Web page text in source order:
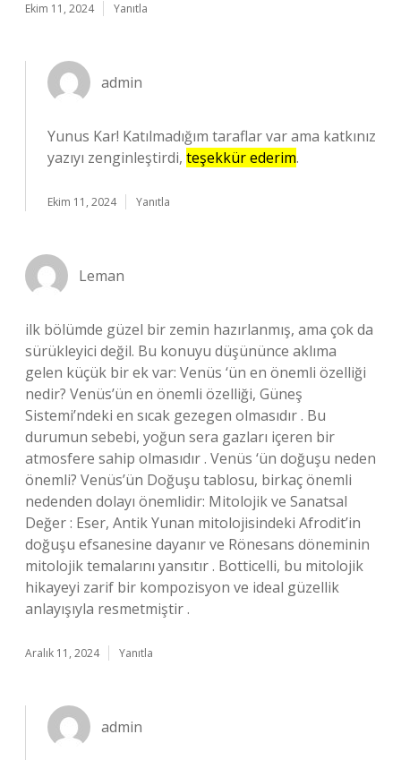
Ekim 11, 2024 Yanıtla
admin
Yunus Kar! Katılmadığım taraflar var ama katkınız
yazıyı zenginleştirdi, teşekkür ederim.
Ekim 11, 2024 Yanıtla
Leman
ilk bölümde güzel bir zemin hazırlanmış, ama çok da
sürükleyici değil. Bu konuyu düşününce aklıma
gelen küçük bir ek var: Venüs ‘ün en önemli özelliği
nedir? Venüs’ün en önemli özelliği, Güneş
Sistemi’ndeki en sıcak gezegen olmasıdır . Bu
durumun sebebi, yoğun sera gazları içeren bir
atmosfere sahip olmasıdır . Venüs ‘ün doğuşu neden
önemli? Venüs’ün Doğuşu tablosu, birkaç önemli
nedenden dolayı önemlidir: Mitolojik ve Sanatsal
Değer : Eser, Antik Yunan mitolojisindeki Afrodit’in
doğuşu efsanesine dayanır ve Rönesans döneminin
mitolojik temalarını yansıtır . Botticelli, bu mitolojik
hikayeyi zarif bir kompozisyon ve ideal güzellik
anlayışıyla resmetmiştir .
Aralık 11, 2024 Yanıtla
admin